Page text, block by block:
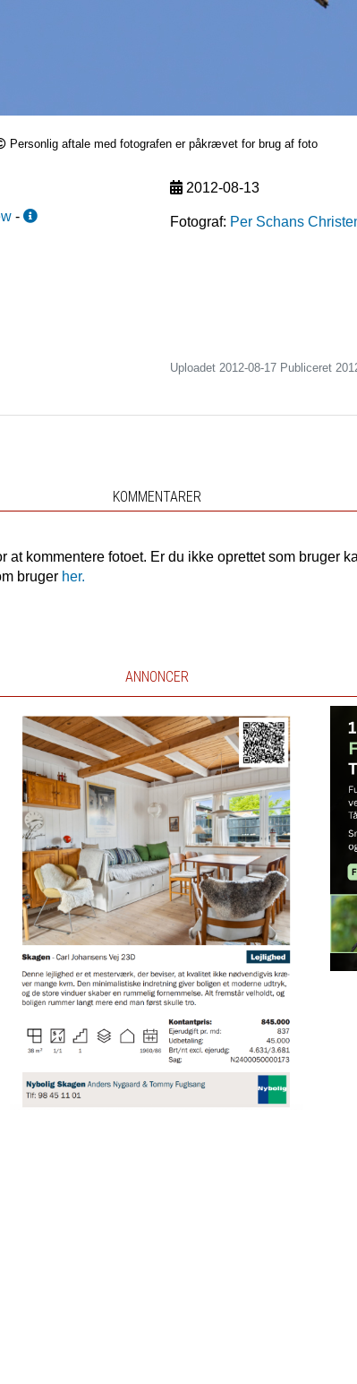
Personlig aftale med fotografen er påkrævet for brug af foto
-
2012-08-13
Fotograf: Per Schans
Uploadet 2012-08-17 Publiceret
KOMMENTARER
at kommentere fotoet. Er du ikke oprettet som bruger
bruger her.
ANNONCER